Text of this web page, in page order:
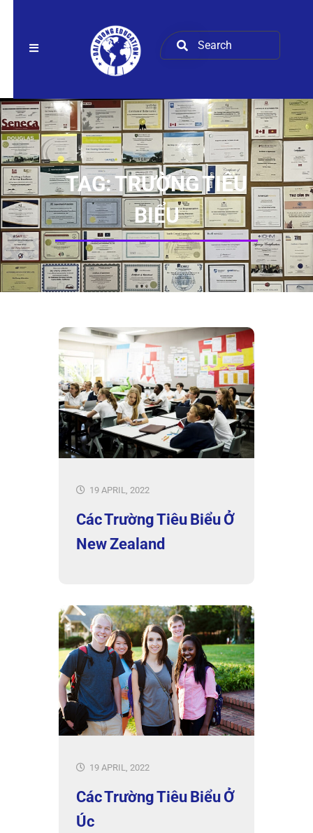
TAG:TRƯỜNG TIÊU
BIỂU
19 APRIL, 2022
Các Trường Tiêu Biểu Ở
New Zealand
19 APRIL, 2022
Các Trường Tiêu Biểu Ở
Úc